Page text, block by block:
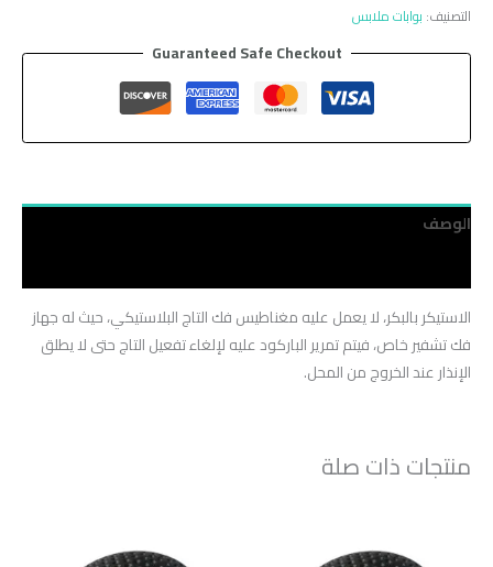
التصنيف: بوابات ملابس
Guaranteed Safe Checkout
الوصف
الاستيكر بالبكر، لا يعمل عليه مغناطيس فك التاج البلاستيكي، حيث له جهاز
فك تشفير خاص، فيتم تمرير الباركود عليه لإلغاء تفعيل التاج حتى لا يطلق
الإنذار عند الخروج من المحل.
منتجات ذات صلة